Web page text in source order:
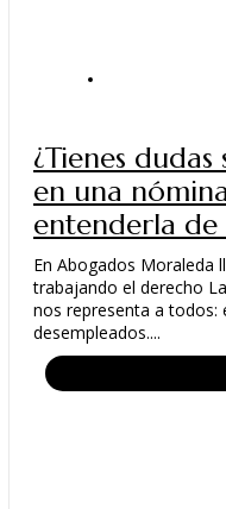
¿Tienes
en una
entenderla de
En Abogados Moraleda
trabajando el derecho
nos representa a todos:
desempleados....